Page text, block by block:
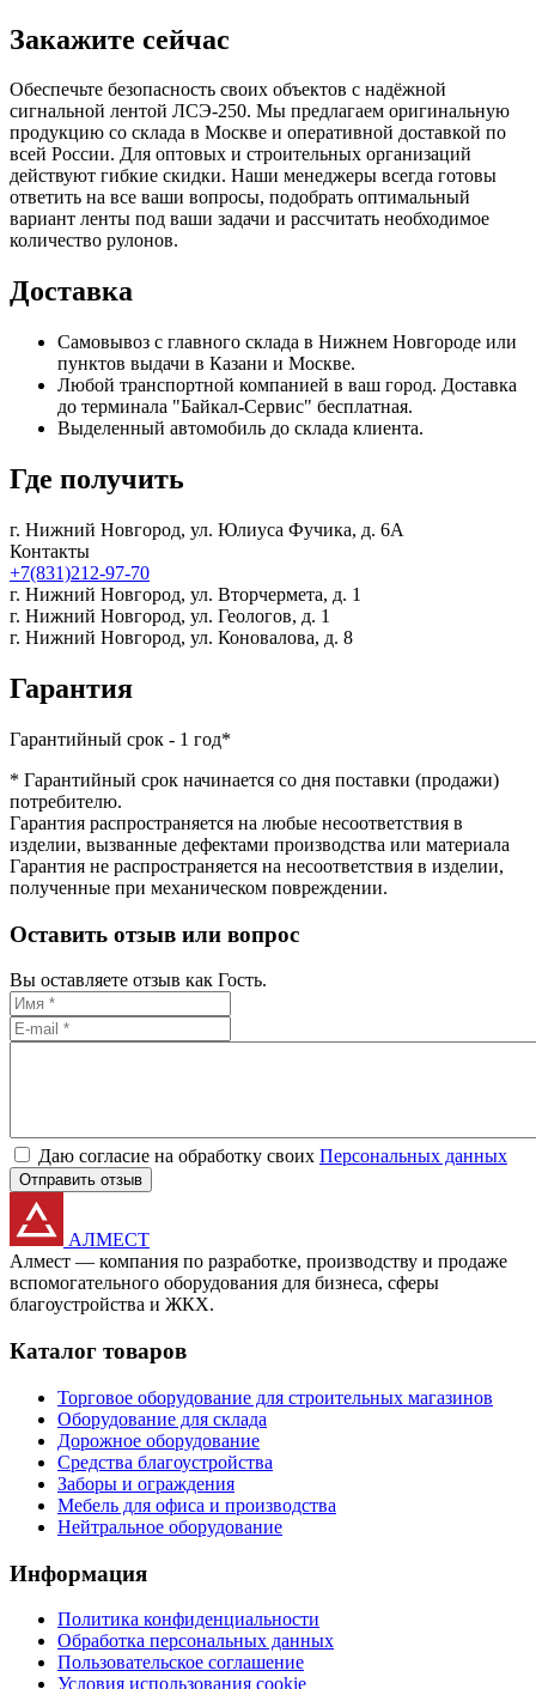
Закажите сейчас
Обеспечьте безопасность своих объектов с надёжной
сигнальной лентой ЛСЭ-250. Мы предлагаем оригинальную
продукцию со склада в Москве и оперативной доставкой по
всей России. Для оптовых и строительных организаций
действуют гибкие скидки. Наши менеджеры всегда готовы
ответить на все ваши вопросы, подобрать оптимальный
вариант ленты под ваши задачи и рассчитать необходимое
количество рулонов.
Доставка
Самовывоз с главного склада в Нижнем Новгороде или
пунктов выдачи в Казани и Москве.
Любой транспортной компанией в ваш город. Доставка
до терминала "Байкал-Сервис" бесплатная.
Выделенный автомобиль до склада клиента.
Где получить
г. Нижний Новгород, ул. Юлиуса Фучика, д. 6А
Контакты
+7(831)212-97-70
г. Нижний Новгород, ул. Вторчермета, д. 1
г. Нижний Новгород, ул. Геологов, д. 1
г. Нижний Новгород, ул. Коновалова, д. 8
Гарантия
Гарантийный срок - 1 год*
* Гарантийный срок начинается со дня поставки (продажи)
потребителю.
Гарантия распространяется на любые несоответствия в
изделии, вызванные дефектами производства или материала
Гарантия не распространяется на несоответствия в изделии,
полученные при механическом повреждении.
Оставить отзыв или вопрос
Вы оставляете отзыв как Гость.
Даю согласие на обработку своих Персональных данных
Отправить отзыв
АЛМЕСТ
Алмест — компания по разработке, производству и продаже
вспомогательного оборудования для бизнеса, сферы
благоустройства и ЖКХ.
Каталог товаров
Торговое оборудование для строительных магазинов
Оборудование для склада
Дорожное оборудование
Средства благоустройства
Заборы и ограждения
Мебель для офиса и производства
Нейтральное оборудование
Информация
Политика конфиденциальности
Обработка персональных данных
Пользовательское соглашение
Условия использования cookie